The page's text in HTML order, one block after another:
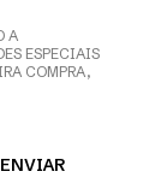
A
ESPECIAIS
COMPRA,